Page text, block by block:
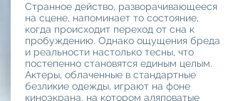
Странное действо, разворачивающееся
на сцене, напоминает то состояние,
когда происходит переход от сна к
пробуждению. Однако ощущения бреда
и реальности настолько тесны, что
постепенно становятся единым целым.
Актеры, облаченные в стандартные
безликие одежды, играют на фоне
киноэкрана, на котором аляповатые